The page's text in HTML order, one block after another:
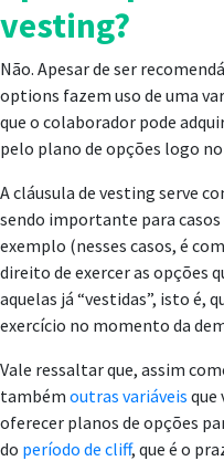
vesting?
Não. Apesar de ser
options fazem uso de uma
que o colaborador pode
pelo plano de opções logo
A cláusula de vesting serve
sendo importante para
exemplo (nesses casos, é
direito de exercer as opções
aquelas já “vestidas”, isto é,
exercício no momento da
Vale ressaltar que, assim
também outras variáveis que
oferecer planos de opções
do período de cliff, que é o